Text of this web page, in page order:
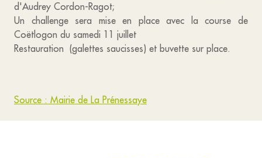
d'Audrey Cordon-Ragot;
Un challenge sera mise en place avec la course de
Coëtlogon du samedi 11 juillet
Restauration (galettes saucisses) et buvette sur place.
Source : Mairie de La Prénessaye